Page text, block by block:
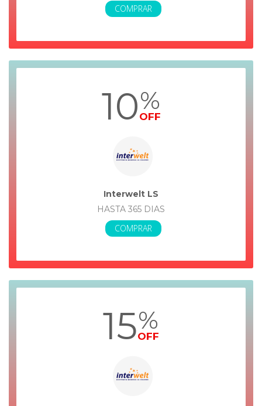
COMPRAR
10%
OFF
Interwelt LS
HASTA 365 DIAS
COMPRAR
15%
OFF